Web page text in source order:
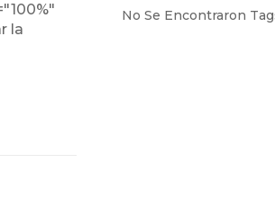
la
No Se Encontraron